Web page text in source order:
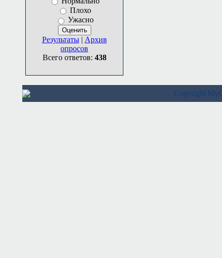
Плохо
Ужасно
Результаты| Архив
опросов
Всего ответов: 438
Copyright